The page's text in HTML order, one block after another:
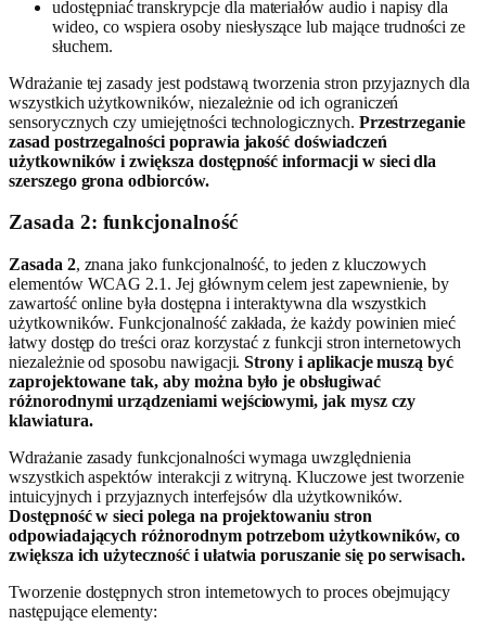
udostępniać transkrypcje dla materiałów audio i napisy dla
wideo, co wspiera osoby niesłyszące lub mające trudności ze
słuchem.
Wdrażanie tej zasady jest podstawą tworzenia stron przyjaznych dla
wszystkich użytkowników, niezależnie od ich ograniczeń
sensorycznych czy umiejętności technologicznych. Przestrzeganie
zasad postrzegalności poprawia jakość doświadczeń
użytkowników i zwiększa dostępność informacji w sieci dla
szerszego grona odbiorców.
Zasada 2: funkcjonalność
Zasada 2, znana jako funkcjonalność, to jeden z kluczowych
elementów WCAG 2.1. Jej głównym celem jest zapewnienie, by
zawartość online była dostępna i interaktywna dla wszystkich
użytkowników. Funkcjonalność zakłada, że każdy powinien mieć
łatwy dostęp do treści oraz korzystać z funkcji stron internetowych
niezależnie od sposobu nawigacji.Strony i aplikacje muszą być
zaprojektowane tak, aby można było je obsługiwać
różnorodnymi urządzeniami wejściowymi, jak mysz czy
klawiatura.
Wdrażanie zasady funkcjonalności wymaga uwzględnienia
wszystkich aspektów interakcji z witryną. Kluczowe jest tworzenie
intuicyjnych i przyjaznych interfejsów dla użytkowników.
Dostępność w sieci polega na projektowaniu stron
odpowiadających różnorodnym potrzebom użytkowników, co
zwiększa ich użyteczność i ułatwia poruszanie się po serwisach.
Tworzenie dostępnych stron internetowych to proces obejmujący
następujące elementy: